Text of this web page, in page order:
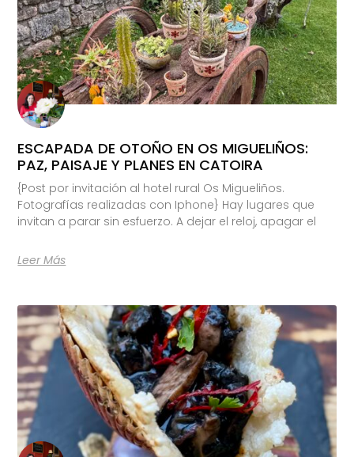
ESCAPADA DE OTOÑO EN OS MIGUELIÑOS:
PAZ, PAISAJE Y PLANES EN CATOIRA
{Post por invitación al hotel rural Os Migueliños.
Fotografías realizadas con Iphone} Hay lugares que
invitan a parar sin esfuerzo. A dejar el reloj, apagar el
Leer Más